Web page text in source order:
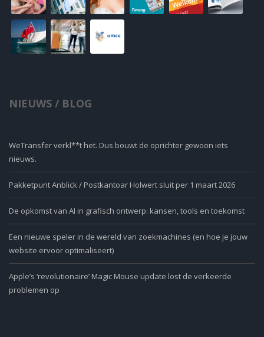
NIEUWS / BLOG
WeTransfer verkl**t het. Dus bouwt de oprichter gewoon iets
nieuws.
Pakketpunt Anblick / Postkantoar Holwert sluit per 1 maart 2026
De opkomst van AI in grafisch ontwerp: kansen, tools en toekomst
Een nieuwe speler in de wereld van zoekmachines (en hoe je jouw
website ervoor optimaliseert)
Apple’s ‘revolutionaire’ Magic Mouse update lost de verkeerde
problemen op